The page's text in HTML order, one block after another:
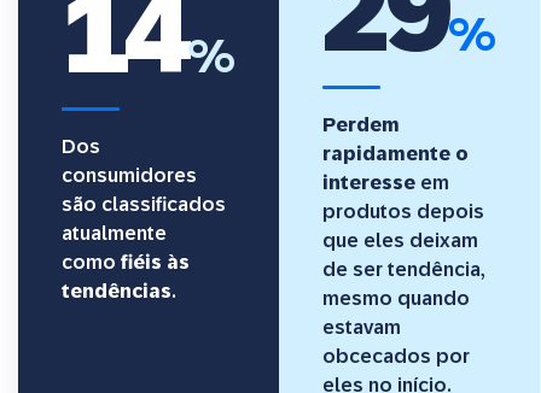
14%
Dos
consumidores
são classificados
atualmente
como fiéis às
tendências.
%
Perdem
rapidamente o
interesse em
produtos depois
que eles deixam
de ser tendência,
mesmo quando
estavam
obcecados por
eles no início.